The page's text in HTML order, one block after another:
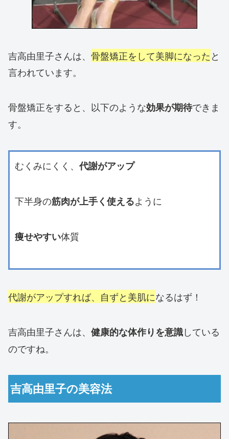
吉高由里子さんは、 骨盤矯正をして美脚になったと
言われています。
骨盤矯正をすると、以下のような効果が期待できま
す。
むくみにくく、代謝がアップ
下半身の筋肉が上手く使えるように
痩せやすい体質
代謝がアップすれば、自ずと美肌になるはず！
吉高由里子さんは、 健康的な体作りを意識している
のですね。
吉高由里子の美容法